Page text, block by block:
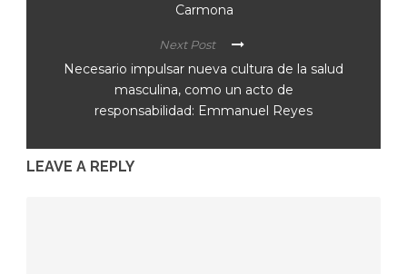
Carmona
Next Post
Necesario impulsar nueva cultura de la salud
masculina, como un acto de
responsabilidad: Emmanuel Reyes
LEAVE A REPLY